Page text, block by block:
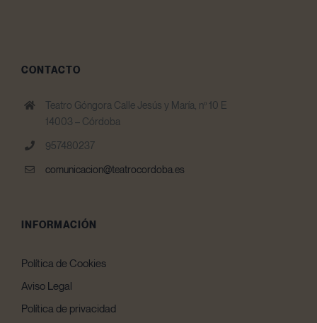
CONTACTO
Teatro Góngora Calle Jesús y María, nº 10 E
14003 – Córdoba
957480237
comunicacion@teatrocordoba.es
INFORMACIÓN
Política de Cookies
Aviso Legal
Política de privacidad